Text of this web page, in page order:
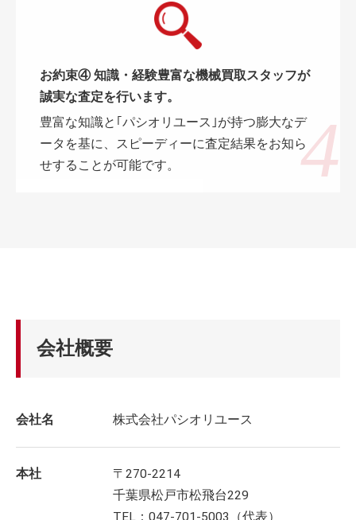
お約束④ 知識・経験豊富な機械買取スタッフが
誠実な査定を行います。
豊富な知識と｢パシオリユース｣が持つ膨大なデ
ータを基に、スピーディーに査定結果をお知ら
せすることが可能です。
会社概要
会社名 株式会社パシオリユース
本社
〒270-2214
千葉県松戸市松飛台229
TEL：047-701-5003（代表）